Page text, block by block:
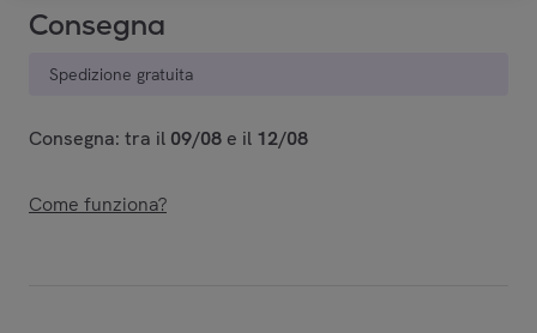
Consegna
Spedizione gratuita
Consegna: tra il 09/08 e il 12/08
Come funziona?